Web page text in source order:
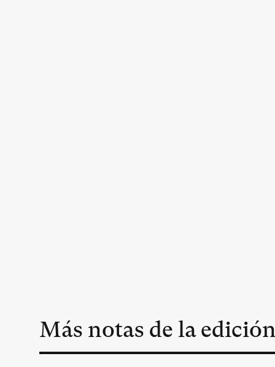
Más notas de la edición